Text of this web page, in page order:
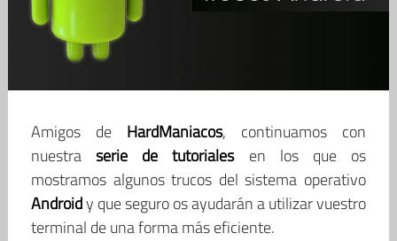
Amigos de HardManiacos, continuamos con
nuestraserie de tutorialesen los que os
mostramos algunos trucos del sistema operativo
Androidy que seguro os ayudarán a utilizar vuestro
terminal de una forma más eficiente.